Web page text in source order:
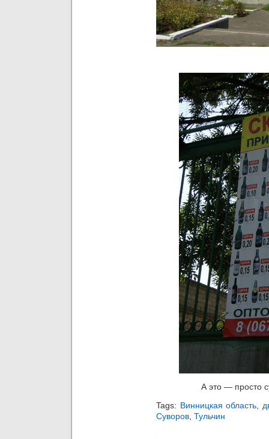
А это — просто
Tags: Винницкая область
Суворов Тульчин